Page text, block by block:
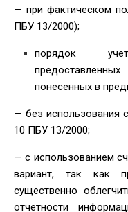
— при фактическом
ПБУ 13/2000);
порядок
понесенных в
— без использования
10 ПБУ 13/2000;
— с использованием
вариант, так как
существенно
отчетности